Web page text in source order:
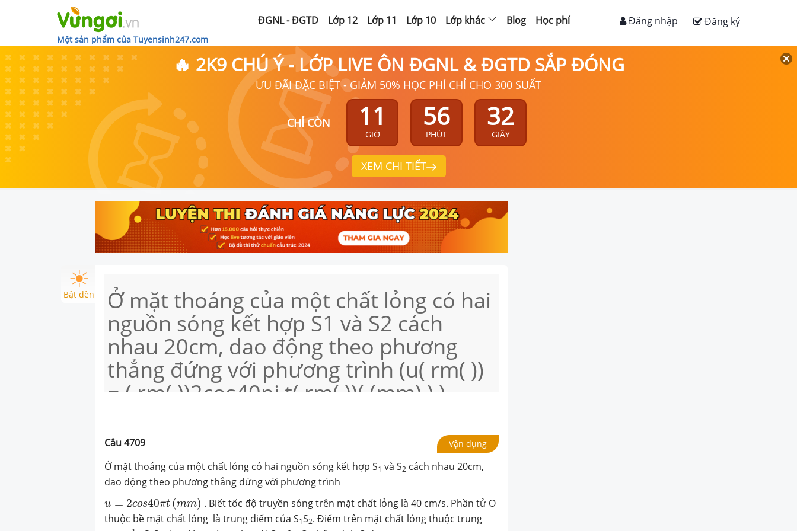
Một sản phẩm của Tuyensinh247.com
ĐGNL - ĐGTD Lớp 12 Lớp 11 Lớp 10 Lớp khác Blog Học phí Đăng ký
Đăng nhập
🔥 2K9 CHÚ Ý - LỚP LIVE ÔN ĐGNL & ĐGTD SẮP ĐÓNG
ƯU ĐÃI ĐẶC BIỆT - GIẢM 50% HỌC PHÍ CHỈ CHO 300 SUẤT
CHỈ CÒN 11
GIỜ
56
PHÚT
31
GIÂY
XEM CHI TIẾT
Bật đèn Ở mặt thoáng của một chất lỏng có hai
nguồn sóng kết hợp S1 và S2 cách
nhau 20cm, dao động theo phương
thẳng đứng với phương trình (u( rm( ))
= ( rm( ))2cos40pi t( rm( ))( (mm) ) ) .
lỏng là 40 cm/s. Phần tử O thuộc bề
mặt chất lỏng là trung điểm của S1S2.
Điểm trên mặt chất lỏng thuộc trung
trực của S1S2 dao động cùng pha với
Câu4709 Vận dụng
Ở mặt thoáng của một chất lỏng có hai nguồn sóng kết hợp S1 và S2 cách nhau 20cm,
dao động theo phương thẳng đứng với phương trình
u = 2cos40πt (mm)
u cos40πt(mm)
. Biết tốc độ truyền sóng trên mặt chất lỏng là 40 cm/s. Phần tử O
thuộc bề mặt chất lỏng là trung điểm của S1S2. Điểm trên mặt chất lỏng thuộc trung